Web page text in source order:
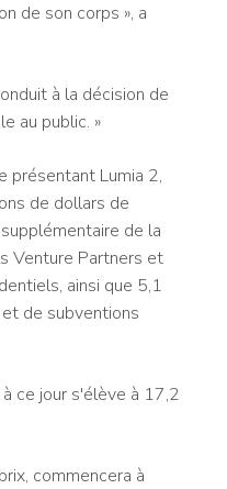
de son corps », a
à la décision de
au public. »
présentant Lumia 2,
de dollars de
de la
Venture Partners et
ainsi que 5,1
de subventions
ce jour s'élève à 17,2
commencera à